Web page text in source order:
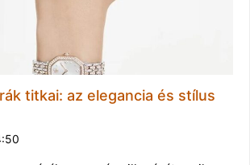
titkai: az elegancia és stílus